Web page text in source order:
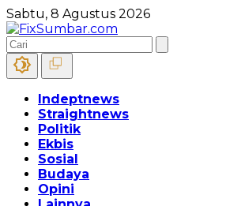
Sabtu, 8 Agustus 2026
Indeptnews
Straightnews
Politik
Ekbis
Sosial
Budaya
Opini